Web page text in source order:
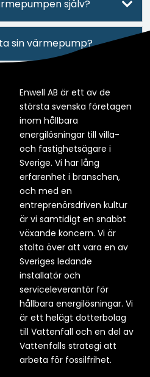
själv?
sin värmepump?
Enwell AB är ett av de
största svenska företagen
inom hållbara
energilösningar till villa-
och fastighetsägare i
Sverige. Vi har lång
erfarenhet i branschen,
och med en
entreprenörsdriven kultur
är vi samtidigt en snabbt
växande koncern. Vi är
stolta över att vara en av
Sveriges ledande
installatör och
serviceleverantör för
hållbara energilösningar. Vi
är ett helägt dotterbolag
till Vattenfall och en del av
Vattenfalls strategi att
arbeta för fossilfrihet.